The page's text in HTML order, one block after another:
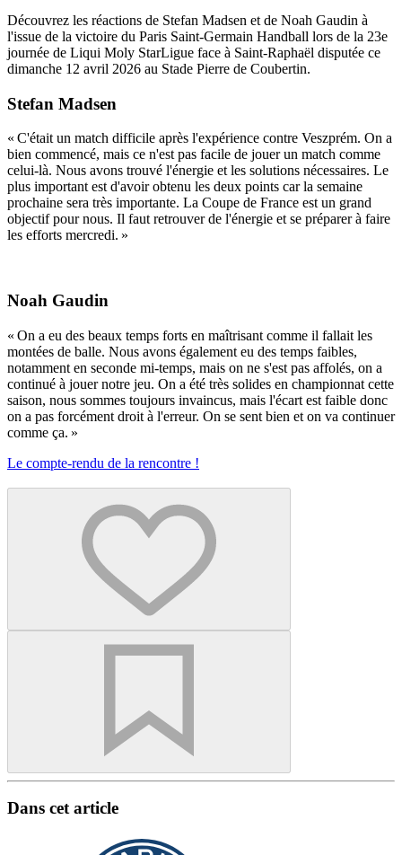
Découvrez les réactions de Stefan Madsen et de Noah Gaudin à
l'issue de la victoire du Paris Saint-Germain Handball lors de la 23e
journée de Liqui Moly StarLigue face à Saint-Raphaël disputée ce
dimanche 12 avril 2026 au Stade Pierre de Coubertin.
Stefan Madsen
« C'était un match difficile après l'expérience contre Veszprém. On a
bien commencé, mais ce n'est pas facile de jouer un match comme
celui-là. Nous avons trouvé l'énergie et les solutions nécessaires. Le
plus important est d'avoir obtenu les deux points car la semaine
prochaine sera très importante. La Coupe de France est un grand
objectif pour nous. Il faut retrouver de l'énergie et se préparer à faire
les efforts mercredi. »
Noah Gaudin
« On a eu des beaux temps forts en maîtrisant comme il fallait les
montées de balle. Nous avons également eu des temps faibles,
notamment en seconde mi-temps, mais on ne s'est pas affolés, on a
continué à jouer notre jeu. On a été très solides en championnat cette
saison, nous sommes toujours invaincus, mais l'écart est faible donc
on a pas forcément droit à l'erreur. On se sent bien et on va continuer
comme ça. »
Le compte-rendu de la rencontre !
Dans cet article